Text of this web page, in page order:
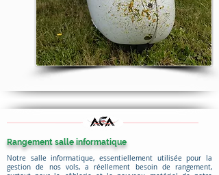
Rangement salle informatique
Notre salle informatique, essentiellement utilisée pour la
gestion de nos vols, a réellement besoin de rangement,